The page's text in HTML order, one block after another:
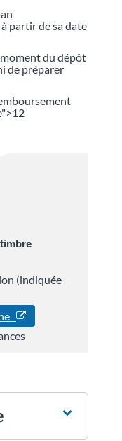
partir de sa date
du dépôt
de préparer
(indiquée